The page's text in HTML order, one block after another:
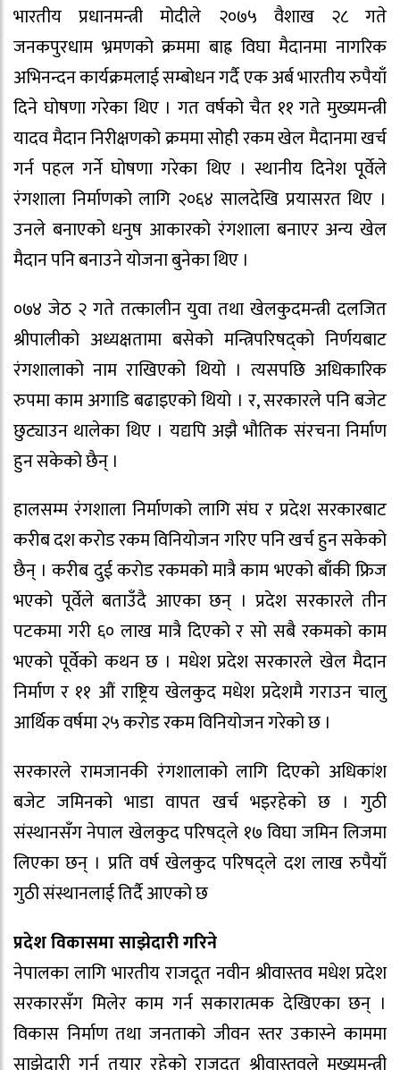
भारतीय प्रधानमन्त्री मोदीले २०७५ वैशाख २८ गते
जनकपुरधाम भ्रमणको क्रममा बाह्र विघा मैदानमा नागरिक
अभिनन्दन कार्यक्रमलाई सम्बोधन गर्दै एक अर्ब भारतीय रुपैयाँ
दिने घोषणा गरेका थिए । गत वर्षको चैत ११ गते मुख्यमन्त्री
यादव मैदान निरीक्षणको क्रममा सोही रकम खेल मैदानमा खर्च
गर्न पहल गर्ने घोषणा गरेका थिए । स्थानीय दिनेश पूर्वेले
रंगशाला निर्माणको लागि २०६४ सालदेखि प्रयासरत थिए ।
उनले बनाएको धनुष आकारको रंगशाला बनाएर अन्य खेल
मैदान पनि बनाउने योजना बुनेका थिए ।
०७४ जेठ २ गते तत्कालीन युवा तथा खेलकुदमन्त्री दलजित
श्रीपालीको अध्यक्षतामा बसेको मन्त्रिपरिषद्को निर्णयबाट
रंगशालाको नाम राखिएको थियो । त्यसपछि अधिकारिक
रुपमा काम अगाडि बढाइएको थियो । र, सरकारले पनि बजेट
छुट्याउन थालेका थिए । यद्यपि अझै भौतिक संरचना निर्माण
हुन सकेको छैन् ।
हालसम्म रंगशाला निर्माणको लागि संघ र प्रदेश सरकारबाट
करीब दश करोड रकम विनियोजन गरिए पनि खर्च हुन सकेको
छैन् । करीब दुई करोड रकमको मात्रै काम भएको बाँकी फ्रिज
भएको पूर्वेले बताउँदै आएका छन् । प्रदेश सरकारले तीन
पटकमा गरी ६० लाख मात्रै दिएको र सो सबै रकमको काम
भएको पूर्वेको कथन छ । मधेश प्रदेश सरकारले खेल मैदान
निर्माण र ११ औं राष्ट्रिय खेलकुद मधेश प्रदेशमै गराउन चालु
आर्थिक वर्षमा २५ करोड रकम विनियोजन गरेको छ ।
सरकारले रामजानकी रंगशालाको लागि दिएको अधिकांश
बजेट जमिनको भाडा वापत खर्च भइरहेको छ । गुठी
संस्थानसँग नेपाल खेलकुद परिषद्ले १७ विघा जमिन लिजमा
लिएका छन् । प्रति वर्ष खेलकुद परिषद्ले दश लाख रुपैयाँ
गुठी संस्थानलाई तिर्दै आएको छ
प्रदेश विकासमा साझेदारी गरिने
नेपालका लागि भारतीय राजदूत नवीन श्रीवास्तव मधेश प्रदेश
सरकारसँग मिलेर काम गर्न सकारात्मक देखिएका छन् ।
विकास निर्माण तथा जनताको जीवन स्तर उकास्ने काममा